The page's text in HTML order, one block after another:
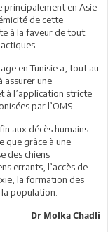
principalement en Asie
de cette
à la faveur de tout
en Tunisie a, tout au
assurer une
à l’application stricte
par l’OMS.
aux décès humains
que grâce à une
des chiens
errants, l’accès de
la formation des
population.
Dr Molka Chadli